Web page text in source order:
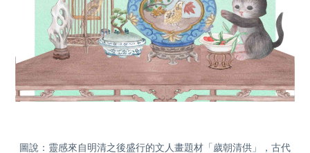
圖說：靈感來自明清之後盛行的文人畫題材「歲朝清供」，古代